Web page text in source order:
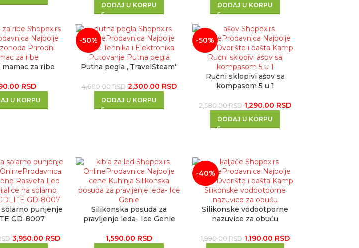
DODAJ U KORPU DODAJ U KORPU
za ribe
RSD
U KORPU
-50%
Putna pegla „TravelSteam“
4,600.00RSD 2,300.00 RSD
DODAJ U KORPU
-50%
Ručni sklopivi ašov sa
kompasom 5 u 1
2,580.00RSD 1,290.00 RSD
DODAJ U KORPU
solarno punjenje
GD-8007
3,950.00 RSD
Silikonska posuda za
pravljenje leda- Ice Genie
1,590.00 RSD
-40%
Silikonske vodootporne
nazuvice za obuću
1,990.00RSD 1,190.00 RSD